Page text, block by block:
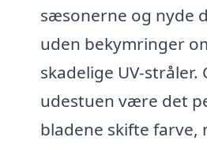
sæsonerne og nyde
uden bekymringer
skadelige UV-
udestuen være det
bladene skifte farve,